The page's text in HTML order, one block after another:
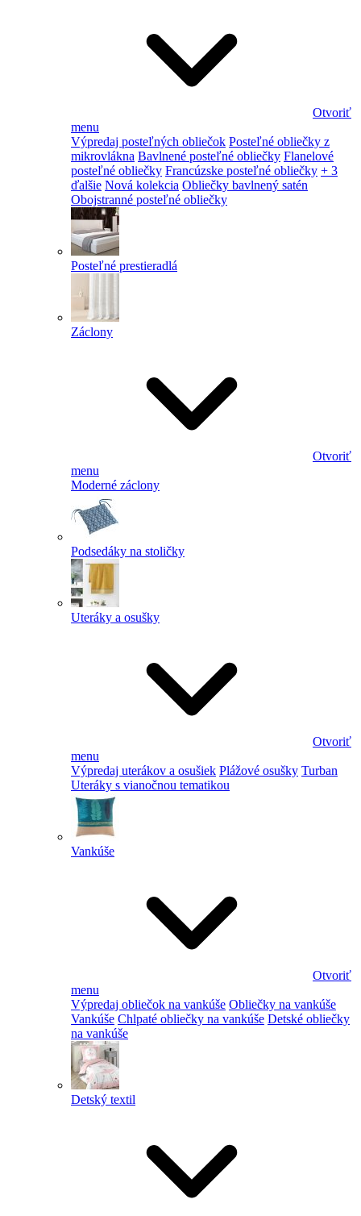
Otvoriť
menu
Výpredaj posteľných obliečok Posteľné obliečky z
mikrovlákna Bavlnené posteľné obliečky Flanelové
posteľné obliečky Francúzske posteľné obliečky + 3
ďalšie Nová kolekcia Obliečky bavlnený satén
Obojstranné posteľné obliečky
Posteľné prestieradlá
Záclony
Otvoriť
menu
Moderné záclony
Podsedáky na stoličky
Uteráky a osušky
Otvoriť
menu
Výpredaj uterákov a osušiek Plážové osušky Turban
Uteráky s vianočnou tematikou
Vankúše
Otvoriť
menu
Výpredaj obliečok na vankúše Obliečky na vankúše
Vankúše Chlpaté obliečky na vankúše Detské obliečky
na vankúše
Detský textil